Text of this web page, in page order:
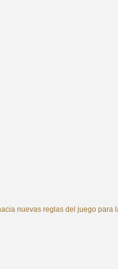
nuevas reglas del juego para